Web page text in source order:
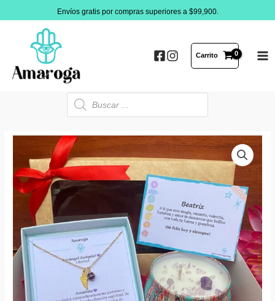
al
Envíos gratis por compras superiores a $99,900.
Carrito
Búsqueda
productos